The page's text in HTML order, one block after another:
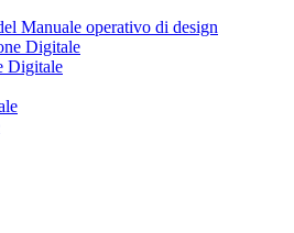
Manuale operativo di design
Digitale